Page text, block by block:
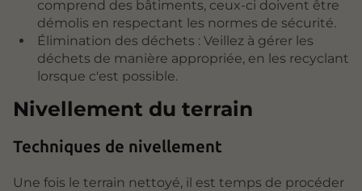
comprend des bâtiments, ceux-ci doivent être
démolis en respectant les normes de sécurité.
Élimination des déchets : Veillez à gérer les
déchets de manière appropriée, en les recyclant
lorsque c'est possible.
Nivellement du terrain
Techniques de nivellement
Une fois le terrain nettoyé, il est temps de procéder